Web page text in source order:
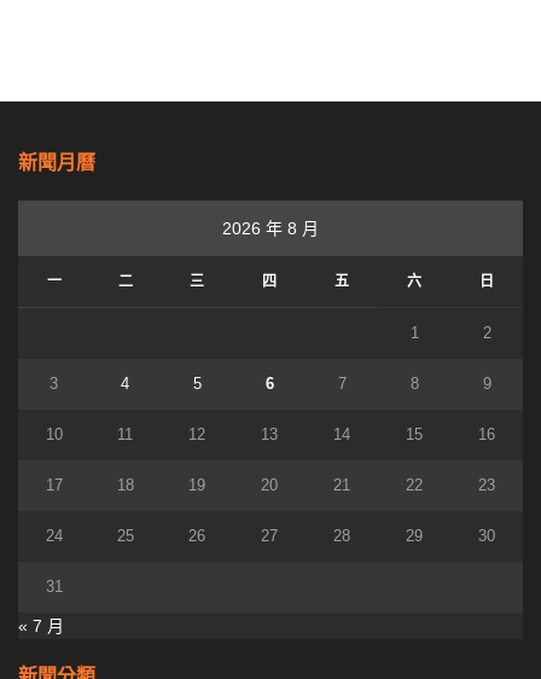
新聞月曆
2026 年 8 月
一 二 三 四 五 六 日
1 2
3 4 5 6 7 8 9
10 11 12 13 14 15 16
17 18 19 20 21 22 23
24 25 26 27 28 29 30
31
« 7 月